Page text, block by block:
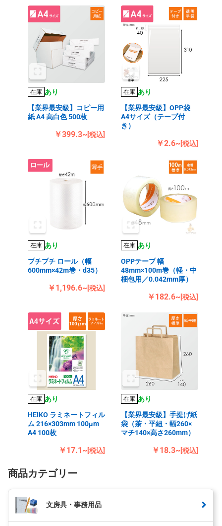
在庫 あり
【業界最安級】コピー用
紙 A4 高白色 500枚
￥399.3~[税込]
在庫 あり
【業界最安級】OPP袋
A4サイズ（テープ付
き）
￥2.6~[税込]
在庫 あり
プチプチ ロール（幅
600mm×42m巻・d35）
￥1,196.6~[税込]
在庫 あり
OPPテープ 幅
48mm×100m巻（軽・中
梱包用／0.042mm厚）
￥182.6~[税込]
在庫 あり
HEIKO ラミネートフィル
ム 216×303mm 100μm
A4 100枚
￥17.1~[税込]
在庫 あり
【業界最安級】手提げ紙
袋（茶・平紐・幅260×
マチ140×高さ260mm）
￥18.3~[税込]
商品カテゴリー
文房具・事務用品